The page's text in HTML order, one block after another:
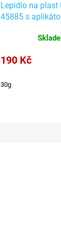
Lepidlo na plast
45885 s
190 Kč
30g